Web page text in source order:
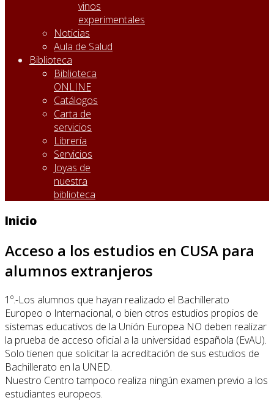
vinos
experimentales
Noticias
Aula de Salud
Biblioteca
Biblioteca
ONLINE
Catálogos
Carta de
servicios
Librería
Servicios
Joyas de
nuestra
biblioteca
Inicio
Acceso a los estudios en CUSA para
alumnos extranjeros
1º.-Los alumnos que hayan realizado el Bachillerato
Europeo o Internacional, o bien otros estudios propios de
sistemas educativos de la Unión Europea NO deben realizar
la prueba de acceso oficial a la universidad española (EvAU).
Solo tienen que solicitar la acreditación de sus estudios de
Bachillerato en la UNED.
Nuestro Centro tampoco realiza ningún examen previo a los
estudiantes europeos.